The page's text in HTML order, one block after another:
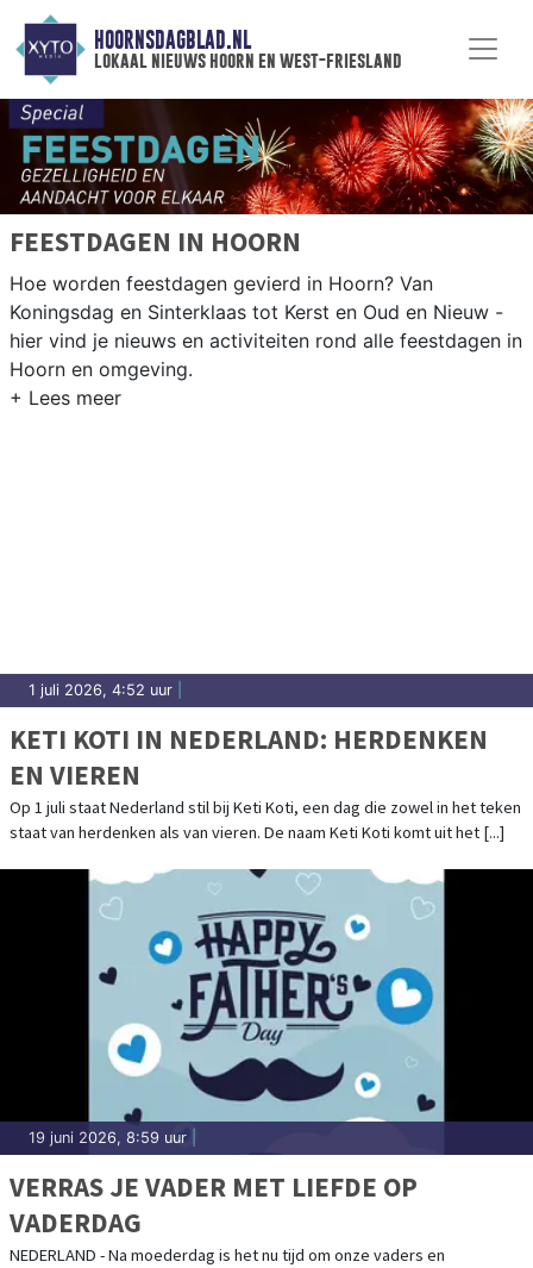
HOORNSDAGBLAD.NL
lokaal nieuws hoorn en west-friesland
FEESTDAGEN IN HOORN
Hoe worden feestdagen gevierd in Hoorn? Van
Koningsdag en Sinterklaas tot Kerst en Oud en Nieuw -
hier vind je nieuws en activiteiten rond alle feestdagen in
Hoorn en omgeving.
1 juli 2026, 4:52 uur
KETI KOTI IN NEDERLAND: HERDENKEN
EN VIEREN
Op 1 juli staat Nederland stil bij Keti Koti, een dag die zowel in het teken
staat van herdenken als van vieren. De naam Keti Koti komt uit het [...]
19 juni 2026, 8:59 uur
VERRAS JE VADER MET LIEFDE OP
VADERDAG
NEDERLAND - Na moederdag is het nu tijd om onze vaders en